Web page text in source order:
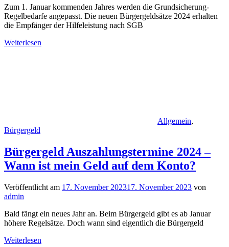
Zum 1. Januar kommenden Jahres werden die Grundsicherung-
Regelbedarfe angepasst. Die neuen Bürgergeldsätze 2024 erhalten
die Empfänger der Hilfeleistung nach SGB
Weiterlesen
Allgemein,
Bürgergeld
Bürgergeld Auszahlungstermine 2024 –
Wann ist mein Geld auf dem Konto?
Veröffentlicht am 17. November 202317. November 2023 von
admin
Bald fängt ein neues Jahr an. Beim Bürgergeld gibt es ab Januar
höhere Regelsätze. Doch wann sind eigentlich die Bürgergeld
Weiterlesen